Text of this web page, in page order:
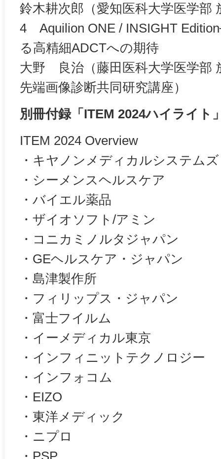
鈴木耕次郎（愛知医科大学医学部
4 Aquilion ONE / INSIGHT
る高精細ADCTへの期待
大野 良治（藤田医科大学医学部
先端画像診断共同研究講座）
別冊付録「ITEM 2024ハイライト
ITEM 2024 Overview
・キヤノンメディカルシステムズ
・シーメンスヘルスケア
・バイエル薬品
・ザイオソフト/アミン
・コニカミノルタジャパン
・GEヘルスケア・ジャパン
・島津製作所
・フィリップス・ジャパン
・富士フイルム
・イーメディカル東京
・インフィニットテクノロジー
・インフォコム
・EIZO
・東洋メディック
・ニプロ
・PSP